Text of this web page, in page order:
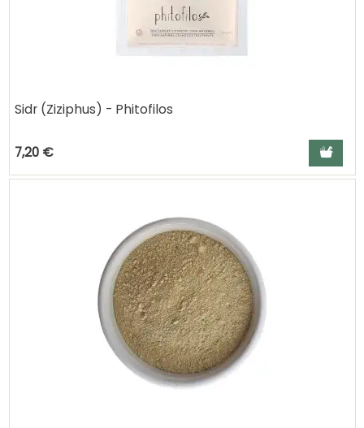
Sidr (Ziziphus) - Phitofilos
7,20 € Ajouter